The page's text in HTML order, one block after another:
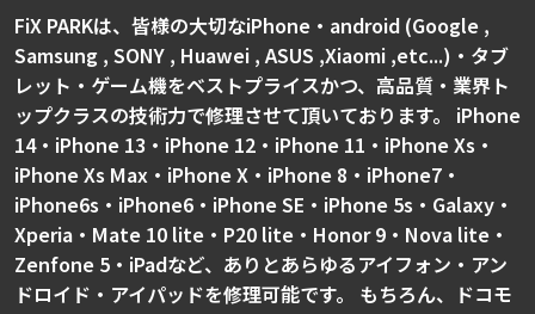
FiX PARKは、皆様の大切なiPhone・android (Google ,
Samsung , SONY , Huawei , ASUS ,Xiaomi ,etc...)・タブ
レット・ゲーム機をベストプライスかつ、高品質・業界ト
ップクラスの技術力で修理させて頂いております。 iPhone
14・iPhone 13・iPhone 12・iPhone 11・iPhone Xs・
iPhone Xs Max・iPhone X・iPhone 8・iPhone7・
iPhone6s・iPhone6・iPhone SE・iPhone 5s・Galaxy・
Xperia・Mate 10 lite・P20 lite・Honor 9・Nova lite・
Zenfone 5・iPadなど、ありとあらゆるアイフォン・アン
ドロイド・アイパッドを修理可能です。 もちろん、ドコモ